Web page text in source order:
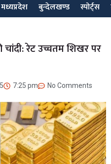
मध्यप्रदेश बुन्देलखण्ड स्पोर्ट्स
रेट उच्चतम शिखर पर
7:25 pm No Comments